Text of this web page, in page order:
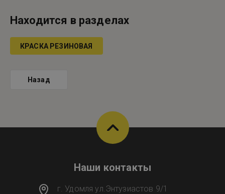
Находится в разделах
КРАСКА РЕЗИНОВАЯ
Назад
Наши контакты
г. Удомля ул.Энтузиастов 9/1